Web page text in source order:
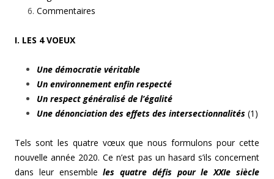
Commentaires
I. LES 4 VOEUX
Une démocratie véritable
Un environnement enfin respecté
Un respect généralisé de l’égalité
Une dénonciation des effets des intersectionnalités (1)
Tels sont les quatre vœux que nous formulons pour cette
nouvelle année 2020. Ce n’est pas un hasard s’ils concernent
dans leur ensembleles quatre défis pour le XXIe siècle